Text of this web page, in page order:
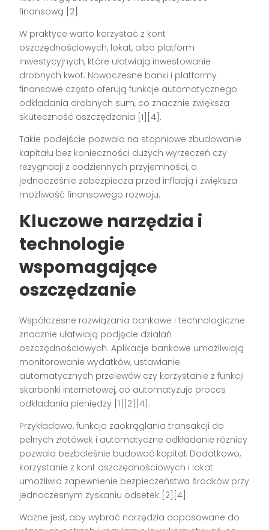
finansową [2].
W praktyce warto korzystać z kont
oszczędnościowych, lokat, albo platform
inwestycyjnych, które ułatwiają inwestowanie
drobnych kwot. Nowoczesne banki i platformy
finansowe często oferują funkcje automatycznego
odkładania drobnych sum, co znacznie zwiększa
skuteczność oszczędzania [1][4].
Takie podejście pozwala na stopniowe zbudowanie
kapitału bez konieczności dużych wyrzeczeń czy
rezygnacji z codziennych przyjemności, a
jednocześnie zabezpiecza przed inflacją i zwiększa
możliwość finansowego rozwoju.
Kluczowe narzędzia i
technologie
wspomagające
oszczędzanie
Współczesne rozwiązania bankowe i technologiczne
znacznie ułatwiają podjęcie działań
oszczędnościowych. Aplikacje bankowe umożliwiają
monitorowanie wydatków, ustawianie
automatycznych przelewów czy korzystanie z funkcji
skarbonki internetowej, co automatyzuje proces
odkładania pieniędzy [1][2][4].
Przykładowo, funkcja zaokrąglania transakcji do
pełnych złotówek i automatyczne odkładanie różnicy
pozwala bezboleśnie budować kapitał. Dodatkowo,
korzystanie z kont oszczędnościowych i lokat
umożliwia zapewnienie bezpieczeństwa środków przy
jednoczesnym zyskaniu odsetek [2][4].
Ważne jest, aby wybrać narzędzia dopasowane do